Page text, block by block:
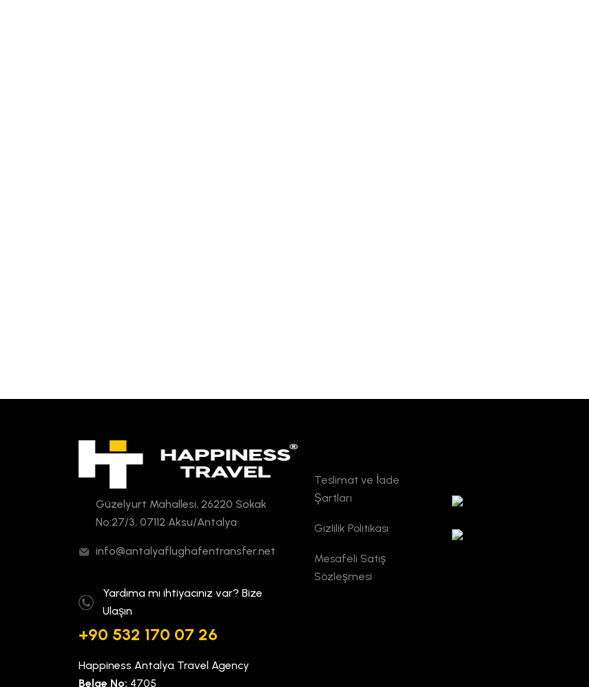
Güzelyurt Mahallesi, 26220 Sokak
No:27/3, 07112 Aksu/Antalya
info@antalyaflughafentransfer.net
Yardıma mı ihtiyacınız var? Bize
Ulaşın
+90 532 170 07 26
Happiness Antalya Travel Agency
Belge No: 4705
Teslimat ve İade
Şartları
Gizlilik Politikası
Mesafeli Satış
Sözleşmesi